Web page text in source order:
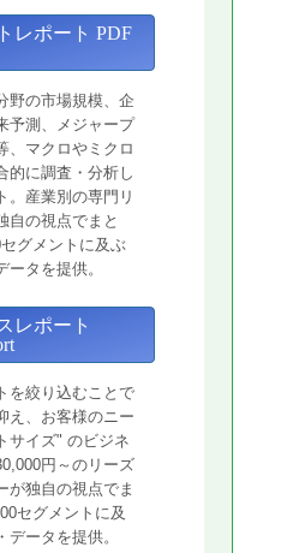
レポート PDF
野の市場規模、企
予測、メジャープ
、マクロやミクロ
的に調査・分析し
。産業別の専門リ
自の視点でまと
グメントに及ぶ
ータを提供。
レポート
を絞り込むことで
え、お客様のニー
サイズ" のビジネ
円～のリーズ
が独自の視点でま
セグメントに及
データを提供。